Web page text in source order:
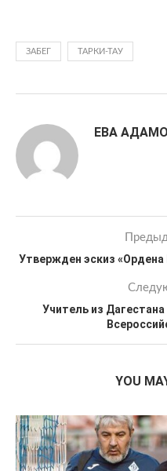
ЗАБЕГ ТАРКИ-ТАУ
ЕВА
Утвержден эскиз «Ордена
Учитель из
YOU